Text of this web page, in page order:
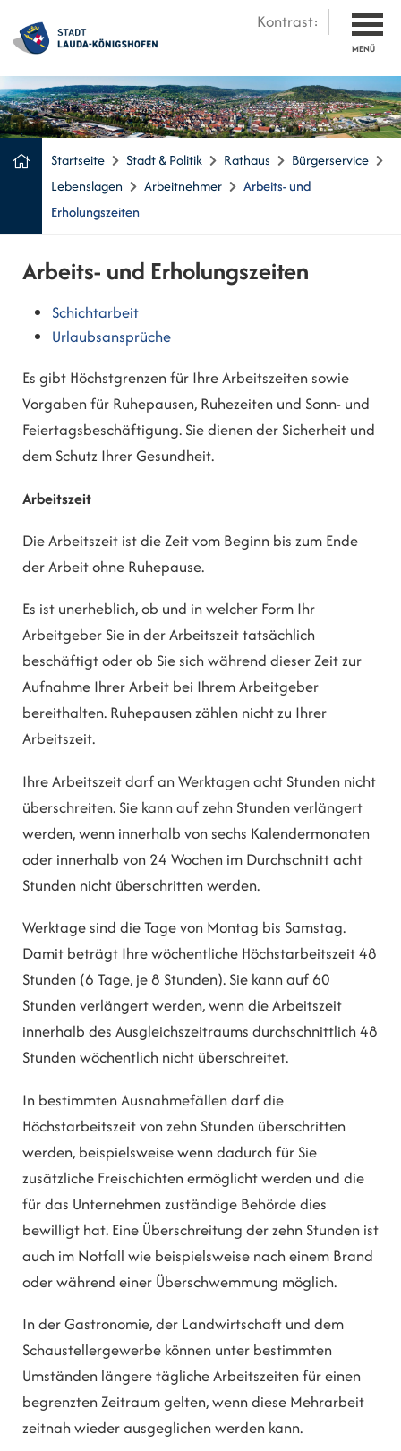
Kontrast:
MENÜ
Startseite Stadt & Politik Rathaus
Bürgerservice
Lebenslagen
Arbeitnehmer
Arbeits- und
Erholungszeiten
Arbeits- und Erholungszeiten
Schichtarbeit
Urlaubsansprüche
Es gibt Höchstgrenzen für Ihre Arbeitszeiten sowie
Vorgaben für Ruhepausen, Ruhezeiten und Sonn- und
Feiertagsbeschäftigung. Sie dienen der Sicherheit und
dem Schutz Ihrer Gesundheit.
Arbeitszeit
Die Arbeitszeit ist die Zeit vom Beginn bis zum Ende
der Arbeit ohne Ruhepause.
Es ist unerheblich, ob und in welcher Form Ihr
Arbeitgeber Sie in der Arbeitszeit tatsächlich
beschäftigt oder ob Sie sich während dieser Zeit zur
Aufnahme Ihrer Arbeit bei Ihrem Arbeitgeber
bereithalten. Ruhepausen zählen nicht zu Ihrer
Arbeitszeit.
Ihre Arbeitszeit darf an Werktagen acht Stunden nicht
überschreiten. Sie kann auf zehn Stunden verlängert
werden, wenn innerhalb von sechs Kalendermonaten
oder innerhalb von 24 Wochen im Durchschnitt acht
Stunden nicht überschritten werden.
Werktage sind die Tage von Montag bis Samstag.
Damit beträgt Ihre wöchentliche Höchstarbeitszeit 48
Stunden (6 Tage, je 8 Stunden). Sie kann auf 60
Stunden verlängert werden, wenn die Arbeitszeit
innerhalb des Ausgleichszeitraums durchschnittlich 48
Stunden wöchentlich nicht überschreitet.
In bestimmten Ausnahmefällen darf die
Höchstarbeitszeit von zehn Stunden überschritten
werden, beispielsweise wenn dadurch für Sie
zusätzliche Freischichten ermöglicht werden und die
für das Unternehmen zuständige Behörde dies
bewilligt hat. Eine Überschreitung der zehn Stunden ist
auch im Notfall wie beispielsweise nach einem Brand
oder während einer Überschwemmung möglich.
In der Gastronomie, der Landwirtschaft und dem
Schaustellergewerbe können unter bestimmten
Umständen längere tägliche Arbeitszeiten für einen
begrenzten Zeitraum gelten, wenn diese Mehrarbeit
zeitnah wieder ausgeglichen werden kann.